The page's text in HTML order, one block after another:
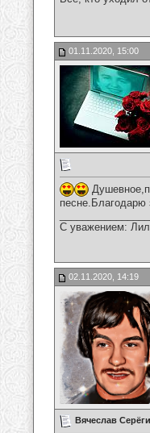
01.11.2020, 15:00
песне.Благодарю
С уважением:
02.11.2020, 14:19
Вячеслав